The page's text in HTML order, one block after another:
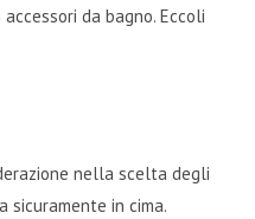
da bagno. Eccoli
nella scelta degli
sicuramente in cima.